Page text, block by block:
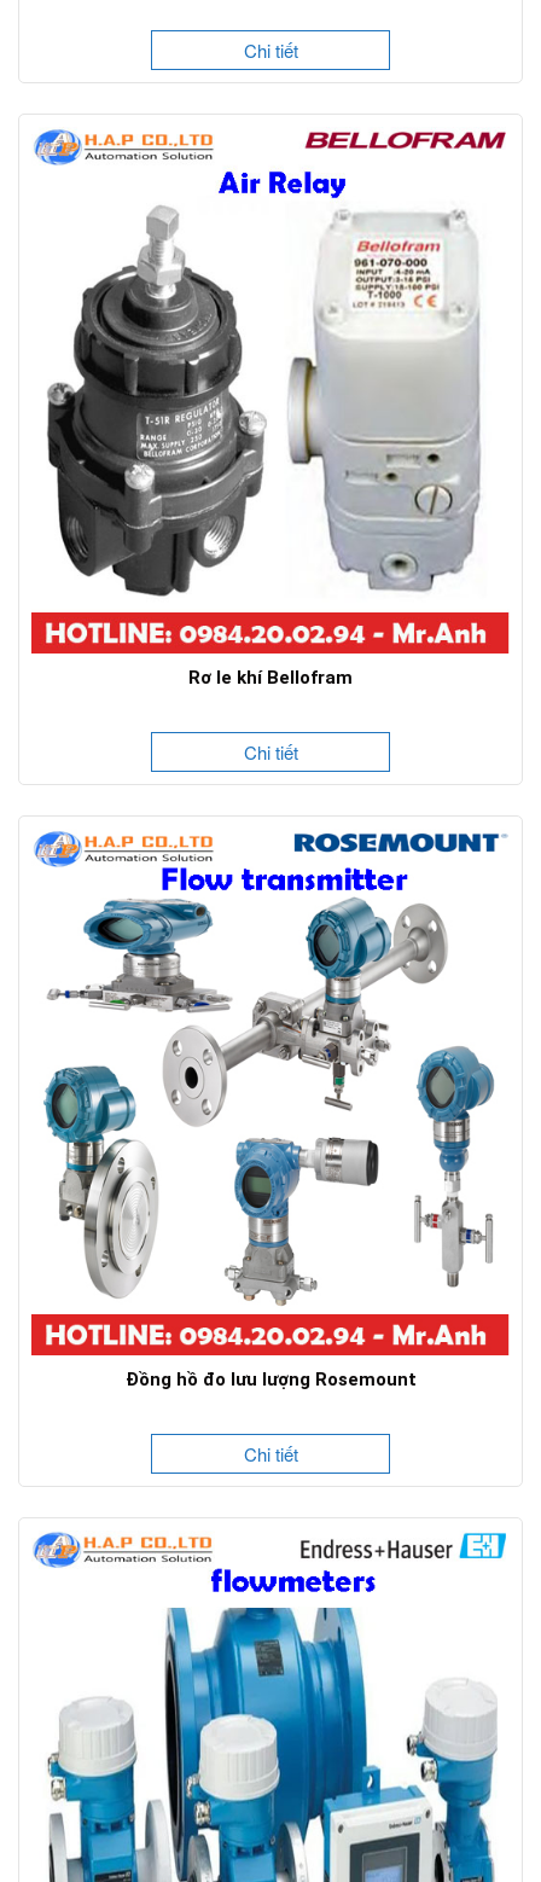
Chi tiết
Rơ le khí Bellofram
Chi tiết
Đồng hồ đo lưu lượng Rosemount
Chi tiết